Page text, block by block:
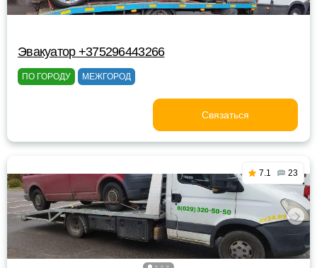
Эвакуатор +375296443266
ПО ГОРОДУ МЕЖГОРОД
Связаться
7.1 23